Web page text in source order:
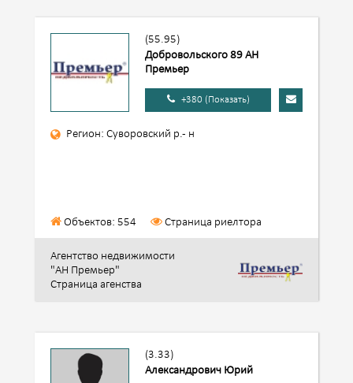
(55.95)
Добровольского 89 АН
Премьер
+380 (Показать)
Регион: Суворовский р.- н
Объектов: 554 Страница риелтора
Агентство недвижимости
"АН Премьер"
Страница агенства
(3.33)
Александрович Юрий